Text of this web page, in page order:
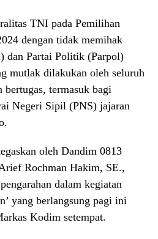
TNI pada Pemilihan
dengan tidak memihak
dan Partai Politik (Parpol)
mutlak dilakukan oleh seluruh
termasuk bagi
Negeri Sipil (PNS) jajaran
oleh Dandim 0813
Rochman Hakim, SE.,
dalam kegiatan
yang berlangsung pagi ini
Kodim setempat.